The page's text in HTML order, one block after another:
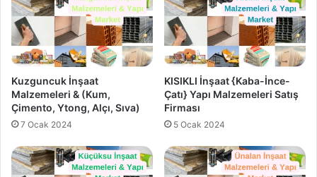
Kuzguncuk İnşaat
Malzemeleri & (Kum,
Çimento, Ytong, Alçı, Sıva)
7 Ocak 2024
KISIKLI İnşaat {Kaba-İnce-
Çatı} Yapı Malzemeleri Satış
Firması
5 Ocak 2024